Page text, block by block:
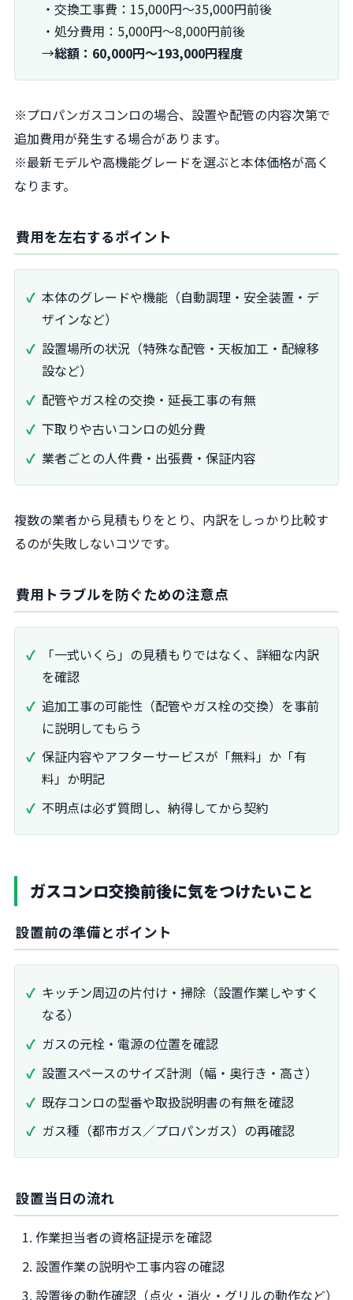
・交換工事費：15,000円～35,000円前後
・処分費用：5,000円～8,000円前後
→総額：60,000円～193,000円程度
※プロパンガスコンロの場合、設置や配管の内容次第で
追加費用が発生する場合があります。
※最新モデルや高機能グレードを選ぶと本体価格が高く
なります。
費用を左右するポイント
本体のグレードや機能（自動調理・安全装置・デ
ザインなど）
設置場所の状況（特殊な配管・天板加工・配線移
設など）
配管やガス栓の交換・延長工事の有無
下取りや古いコンロの処分費
業者ごとの人件費・出張費・保証内容
複数の業者から見積もりをとり、内訳をしっかり比較す
るのが失敗しないコツです。
費用トラブルを防ぐための注意点
「一式いくら」の見積もりではなく、詳細な内訳
を確認
追加工事の可能性（配管やガス栓の交換）を事前
に説明してもらう
保証内容やアフターサービスが「無料」か「有
料」か明記
不明点は必ず質問し、納得してから契約
ガスコンロ交換前後に気をつけたいこと
設置前の準備とポイント
キッチン周辺の片付け・掃除（設置作業しやすく
なる）
ガスの元栓・電源の位置を確認
設置スペースのサイズ計測（幅・奥行き・高さ）
既存コンロの型番や取扱説明書の有無を確認
ガス種（都市ガス／プロパンガス）の再確認
設置当日の流れ
作業担当者の資格証提示を確認
設置作業の説明や工事内容の確認
設置後の動作確認（点火・消火・グリルの動作など）